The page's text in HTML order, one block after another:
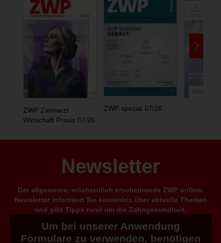
ZWP Zahnarzt
Wirtschaft Praxis 07/26
ZWP spezial 07/26
Newsletter
Der allgemeine, wöchentlich erscheinende ZWP online-
Newsletter informiert Sie kostenlos über aktuelle Themen
und gibt Tipps rund um die Zahngesundheit.
Um bei unserer Anwendung
Formulare zu verwenden, benötigen